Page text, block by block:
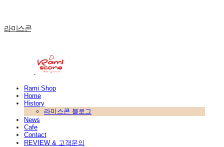
라미스콘
Rami Shop
Home
History
라미스콘 블로그
News
Cafe
Contact
REVIEW & 고객문의